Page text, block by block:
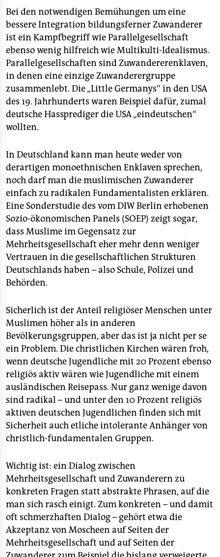
Bei den notwendigen Bemühungen um eine
bessere Integration bildungsferner Zuwanderer
ist ein Kampfbegriff wie Parallelgesellschaft
ebenso wenig hilfreich wie Multikulti-Idealismus.
Parallelgesellschaften sind Zuwandererenklaven,
in denen eine einzige Zuwanderergruppe
zusammenlebt. Die „Little Germanys“ in den USA
des 19. Jahrhunderts waren Beispiel dafür, zumal
deutsche Hassprediger die USA „eindeutschen“
wollten.
In Deutschland kann man heute weder von
derartigen monoethnischen Enklaven sprechen,
noch darf man die muslimischen Zuwanderer
einfach zu radikalen Fundamentalisten erklären.
Eine Sonderstudie des vom DIW Berlin erhobenen
Sozio-ökonomischen Panels (SOEP) zeigt sogar,
dass Muslime im Gegensatz zur
Mehrheitsgesellschaft eher mehr denn weniger
Vertrauen in die gesellschaftlichen Strukturen
Deutschlands haben – also Schule, Polizei und
Behörden.
Sicherlich ist der Anteil religiöser Menschen unter
Muslimen höher als in anderen
Bevölkerungsgruppen, aber das ist ja nicht per se
ein Problem. Die christlichen Kirchen wären froh,
wenn deutsche Jugendliche mit 20 Prozent ebenso
religiös aktiv wären wie Jugendliche mit einem
ausländischen Reisepass. Nur ganz wenige davon
sind radikal – und unter den 10 Prozent religiös
aktiven deutschen Jugendlichen finden sich mit
Sicherheit auch etliche intolerante Anhänger von
christlich-fundamentalen Gruppen.
Wichtig ist: ein Dialog zwischen
Mehrheitsgesellschaft und Zuwanderern zu
konkreten Fragen statt abstrakte Phrasen, auf die
man sich rasch einigt. Zum konkreten – und damit
oft schmerzhaften Dialog – gehört etwa die
Akzeptanz von Moscheen auf Seiten der
Mehrheitsgesellschaft und auf Seiten der